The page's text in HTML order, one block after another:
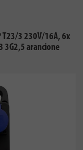
T23/3 230V/16A, 6x
3G2,5 arancione